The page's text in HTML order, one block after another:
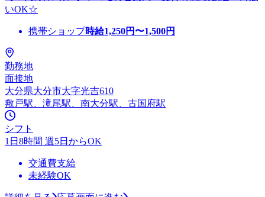
いOK☆
携帯ショップ時給1,250円〜1,500円
勤務地
面接地
大分県大分市大字光吉610
敷戸駅、滝尾駅、南大分駅、古国府駅
シフト
1日8時間 週5日からOK
交通費支給
未経験OK